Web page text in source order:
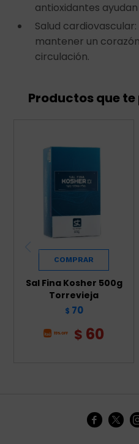
antioxidantes
Salud
mantener un
circulación.
Productos que
Sal Fina Kosher 500g
Torrevieja
$ 70
$ 60
 